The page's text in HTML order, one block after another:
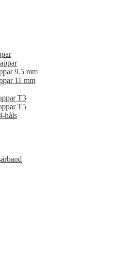
9.5 mm
11 mm
T3
T5
håls